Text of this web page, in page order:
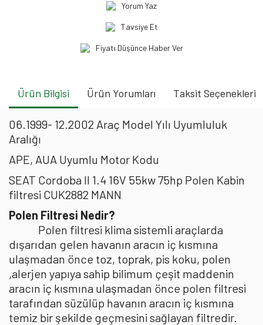
Yorum Yaz
Tavsiye Et
Fiyatı Düşünce Haber Ver
Ürün Bilgisi Ürün Yorumları Taksit Seçenekleri
06.1999- 12.2002 Araç Model Yılı Uyumluluk
Aralığı
APE, AUA Uyumlu Motor Kodu
SEAT Cordoba II 1.4 16V 55kw 75hp Polen Kabin
filtresi CUK2882 MANN
Polen Filtresi Nedir?
Polen filtresi klima sistemli araçlarda
dışarıdan gelen havanın aracın iç kısmına
ulaşmadan önce toz, toprak, pis koku, polen
,alerjen yapıya sahip bilimum çeşit maddenin
aracın iç kısmına ulaşmadan önce polen filtresi
tarafından süzülüp havanın aracın iç kısmına
temiz bir şekilde geçmesini sağlayan filtredir.